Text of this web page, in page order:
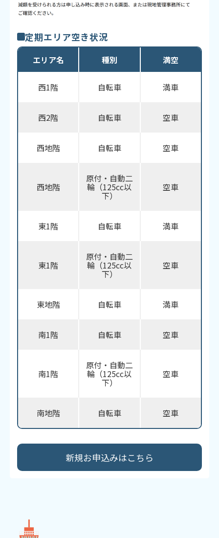
定期エリア空き状況
エリア名 種別 満空
西1階 自転車 満車
西2階 自転車 空車
西地階 自転車 空車
西地階
原付・自動二
輪（125cc以
下）
空車
東1階 自転車 満車
東1階
原付・自動二
輪（125cc以
下）
空車
東地階 自転車 満車
南1階 自転車 空車
南1階
原付・自動二
輪（125cc以
下）
空車
南地階 自転車 空車
新規お申込みはこちら​